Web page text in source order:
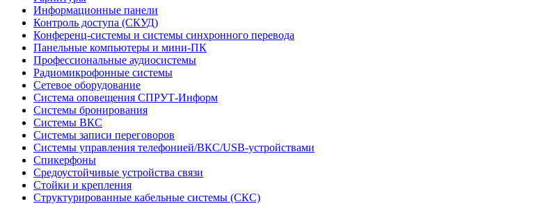
Информационные панели
Контроль доступа (СКУД)
Конференц-системы и системы синхронного перевода
Панельные компьютеры и мини-ПК
Профессиональные аудиосистемы
Радиомикрофонные системы
Сетевое оборудование
Система оповещения СПРУТ-Информ
Системы бронирования
Системы ВКС
Системы записи переговоров
Системы управления телефонией/ВКС/USB-устройствами
Спикерфоны
Средоустойчивые устройства связи
Стойки и крепления
Структурированные кабельные системы (СКС)